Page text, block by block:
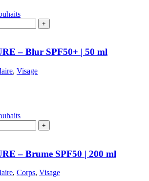
– Blur SPF50+ | 50 ml
, Visage
– Brume SPF50 | 200 ml
, Corps, Visage